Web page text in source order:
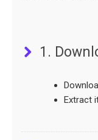
1.
Extract